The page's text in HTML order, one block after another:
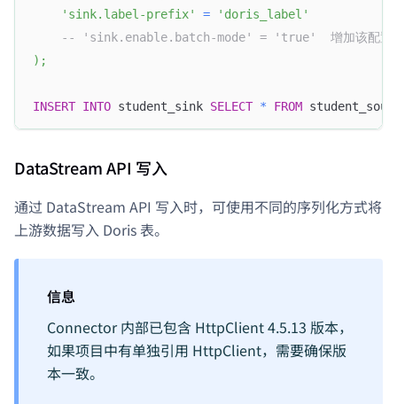
'sink.label-prefix'
=
'doris_label'
-- 'sink.enable.batch-mode' = 'true'  增加该配置可
) ;
INSERT INTO student_sink SELECT * FROM
DataStream API 写入
通过 DataStream API 写入时，可使用不同的序列化方式将
上游数据写入 Doris 表。
信息
Connector 内部已包含 HttpClient 4.5.13 版本，
如果项目中有单独引用 HttpClient，需要确保版
本一致。